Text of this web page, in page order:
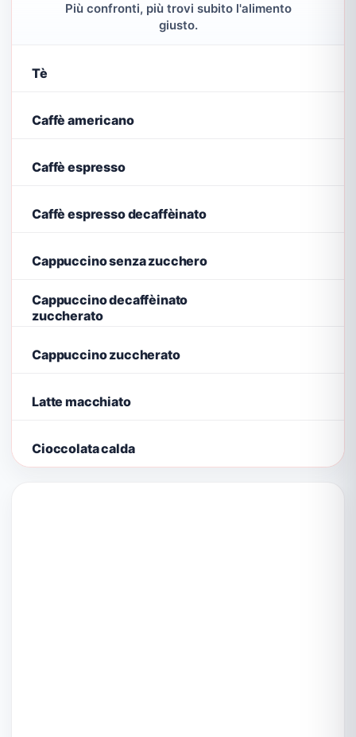
Più confronti, più trovi subito l'alimento
giusto.
Tè
Caffè americano
Caffè espresso
Caffè espresso decaffèinato
Cappuccino senza zucchero
Cappuccino decaffèinato
zuccherato
Cappuccino zuccherato
Latte macchiato
Cioccolata calda